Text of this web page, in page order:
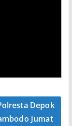
Depok
Jumat